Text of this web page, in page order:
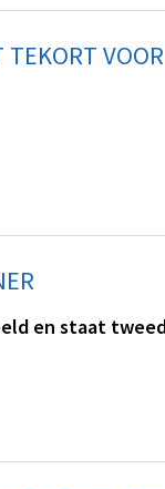
en staat